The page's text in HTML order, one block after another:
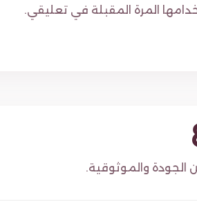
المرة المقبلة في تعليقي.
والموثوقية.